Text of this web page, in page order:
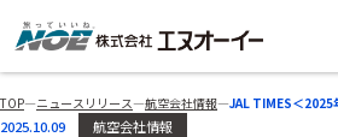
TOP―ニュースリリース―航空会社情報―JAL TIMES＜2025
2025.10.09 航空会社情報